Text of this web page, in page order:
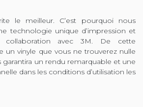
le meilleur. C’est pourquoi nous
technologie unique d’impression et
avec 3M. De cette
un vinyle que vous ne trouverez nulle
garantira un rendu remarquable et une
dans les conditions d’utilisation les